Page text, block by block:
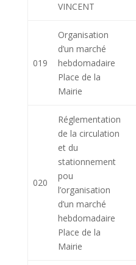
VINCENT
019
Organisation
d’un marché
hebdomadaire
Place de la
Mairie
020
Réglementation
de la circulation
et du
stationnement
pou
l’organisation
d’un marché
hebdomadaire
Place de la
Mairie